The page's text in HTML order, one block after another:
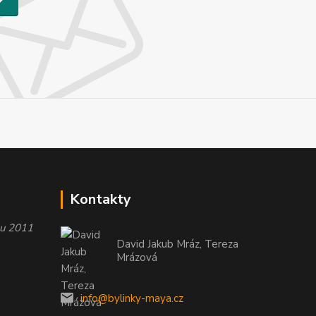
2011
Kontakty
David Jakub Mráz, Tereza
Mrázová
info@bylinky-maya.cz